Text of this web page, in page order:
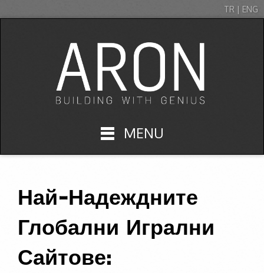
TR | ENG
MENU
Най-Надеждните
Глобални Игрални
Сайтове: